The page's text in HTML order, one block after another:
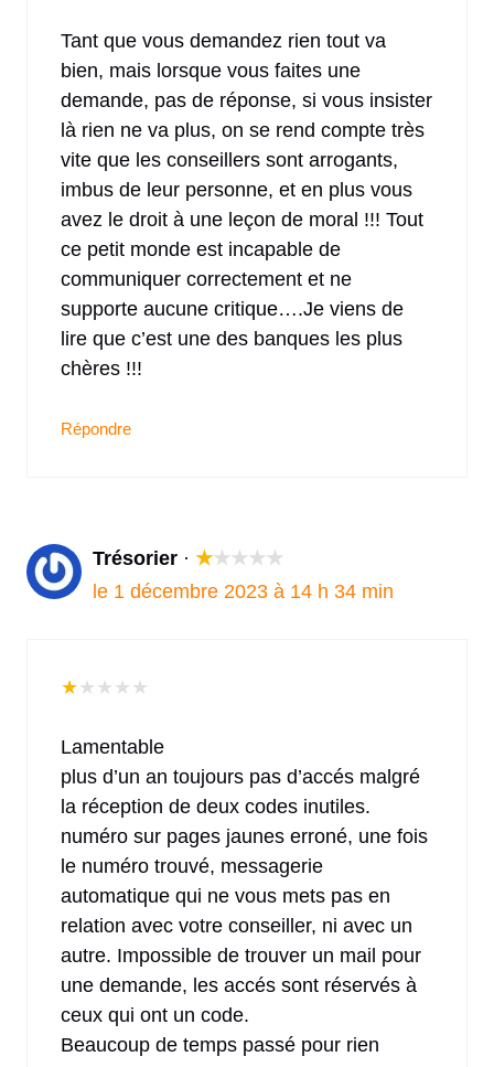
Tant que vous demandez rien tout va
bien, mais lorsque vous faites une
demande, pas de réponse, si vous insister
là rien ne va plus, on se rend compte très
vite que les conseillers sont arrogants,
imbus de leur personne, et en plus vous
avez le droit à une leçon de moral !!! Tout
ce petit monde est incapable de
communiquer correctement et ne
supporte aucune critique….Je viens de
lire que c’est une des banques les plus
chères !!!
Répondre
Trésorier · ★★★★★
le 1 décembre 2023 à 14 h 34 min
★★ ★ ★ ★
Lamentable
plus d’un an toujours pas d’accés malgré
la réception de deux codes inutiles.
numéro sur pages jaunes erroné, une fois
le numéro trouvé, messagerie
automatique qui ne vous mets pas en
relation avec votre conseiller, ni avec un
autre. Impossible de trouver un mail pour
une demande, les accés sont réservés à
ceux qui ont un code.
Beaucoup de temps passé pour rien